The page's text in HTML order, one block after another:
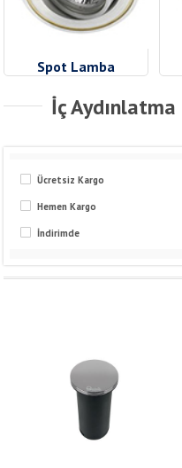
Spot Lamba
İç Aydınlatma
Ücretsiz Kargo
Hemen Kargo
İndirimde